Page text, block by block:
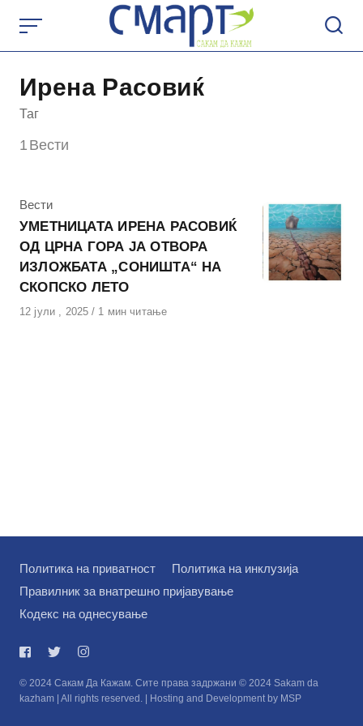
content
Ирена Расовиќ
Таг
1 Вести
КАтегорија
Вести
УМЕТНИЦАТА ИРЕНА РАСОВИЌ
ОД ЦРНА ГОРА ЈА ОТВОРА
ИЗЛОЖБАТА „СОНИШТА“ НА
СКОПСКО ЛЕТО
Објавено
12 јули , 2025 1 мин читање
Политика на приватност
Политика на инклузија
Правилник за внатрешно пријавување
Кодекс на однесување
© 2024 Сакам Да Кажам. Сите права задржани © 2024 Sakam da
kazham | All rights reserved. | Hosting and Development by MSP